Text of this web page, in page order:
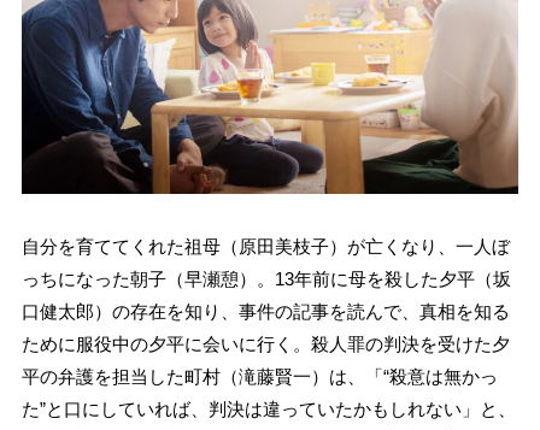
自分を育ててくれた祖母（原田美枝子）が亡くなり、一人ぼ
っちになった朝子（早瀬憩）。13年前に母を殺した夕平（坂
口健太郎）の存在を知り、事件の記事を読んで、真相を知る
ために服役中の夕平に会いに行く。殺人罪の判決を受けた夕
平の弁護を担当した町村（滝藤賢一）は、「“殺意は無かっ
た”と口にしていれば、判決は違っていたかもしれない」と、